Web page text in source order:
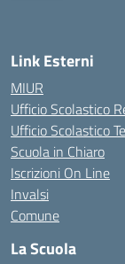
Link Esterni
MIUR
Ufficio Scolastico
Ufficio Scolastico
Scuola in Chiaro
Iscrizioni On Line
Invalsi
Comune
La Scuola